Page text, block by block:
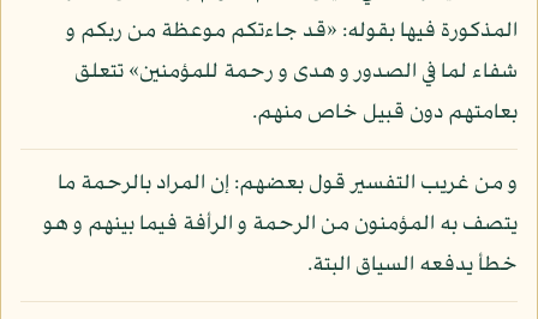
المذكورة فيها بقوله: «قد جاءتكم موعظة من ربكم و
شفاء لما في الصدور و هدى و رحمة للمؤمنين» تتعلق
بعامتهم دون قبيل خاص منهم.
و من غريب التفسير قول بعضهم: إن المراد بالرحمة ما
يتصف به المؤمنون من الرحمة و الرأفة فيما بينهم و هو
خطأ يدفعه السياق البتة.